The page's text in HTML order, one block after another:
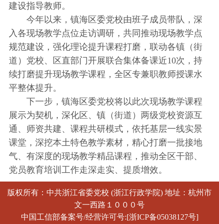
建设指导教师。
今年以来，镇海区委党校由班子成员带队，深
入各现场教学点位走访调研，共同推动现场教学点
规范建设，强化理论提升课程打磨，联动各镇（街
道）党校、区直部门开展联合集体备课近10次，持
续打磨提升现场教学课程，全区专兼职教师授课水
平整体提升。
下一步，镇海区委党校将以此次现场教学课程
展示为契机，深化区、镇（街道）两级党校资源互
通、师资共建、课程共研模式，依托基层一线实景
课堂，深挖本土特色教学素材，精心打磨一批接地
气、有深度的现场教学精品课程，推动全区干部、
党员教育培训工作走深走实、提质增效。
版权所有：中共浙江省委党校 (浙江行政学院) 地址：杭州市
文一西路１０００号
中国工信部备案号/经营许可号:[浙ICP备05038127号]